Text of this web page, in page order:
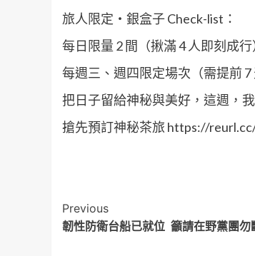
旅人限定・銀盒子 Check-list：
每日限量 2 間（揪滿 4 人即刻成
每週三、週四限定場次（需提前 7
把日子留給神秘與美好，這週，
搶先預訂神秘茶旅 https://
Post
Navigation
Previous
韌性防衛台船已就位 籲請在野黨團勿